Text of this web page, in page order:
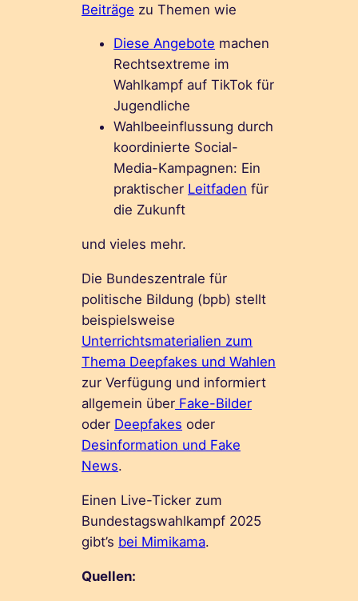
Beiträge zu Themen wie
Diese Angebote machen
Rechtsextreme im
Wahlkampf auf TikTok für
Jugendliche
Wahlbeeinflussung durch
koordinierte Social-
Media-Kampagnen: Ein
praktischer Leitfaden für
die Zukunft
und vieles mehr.
Die Bundeszentrale für
politische Bildung (bpb) stellt
beispielsweise
Unterrichtsmaterialien zum
Thema Deepfakes und Wahlen
zur Verfügung und informiert
allgemein über Fake-Bilder
oder Deepfakes oder
Desinformation und Fake
News.
Einen Live-Ticker zum
Bundestagswahlkampf 2025
gibt’s bei Mimikama.
Quellen: